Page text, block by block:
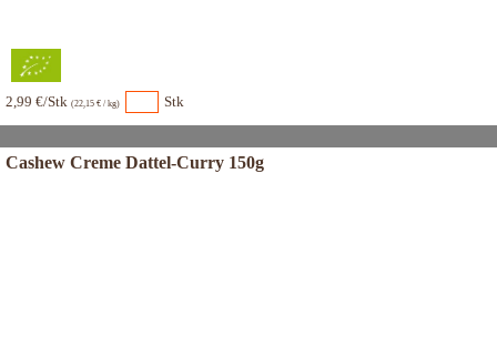
2,99 €/Stk (22,15 € / kg) Stk
Cashew Creme Dattel-Curry 150g